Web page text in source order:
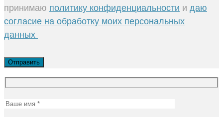
принимаю политику конфиденциальности и даю
согласие на обработку моих персональных
данных